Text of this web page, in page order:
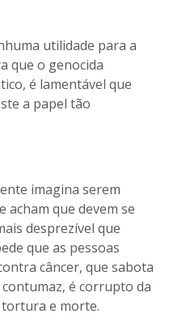
utilidade para a
que o genocida
é lamentável que
a papel tão
imagina serem
acham que devem se
desprezível que
que as pessoas
câncer, que sabota
é corrupto da
tortura e morte.